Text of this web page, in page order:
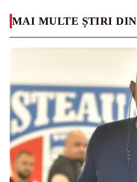
MAI MULTE ȘTIRI DIN